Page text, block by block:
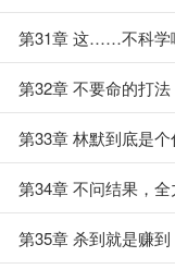
第31章 这……不科学
第32章 不要命的打法
第33章 林默到底是个
第34章 不问结果，全
第35章 杀到就是赚到